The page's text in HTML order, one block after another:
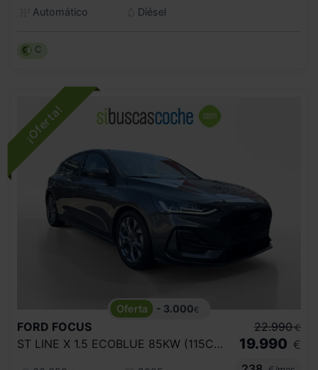
Automático
Diésel
C
- 3.000€
FORD FOCUS
ST LINE X 1.5 ECOBLUE 85KW (115CV) AUTO
22.990 €
19.990 €